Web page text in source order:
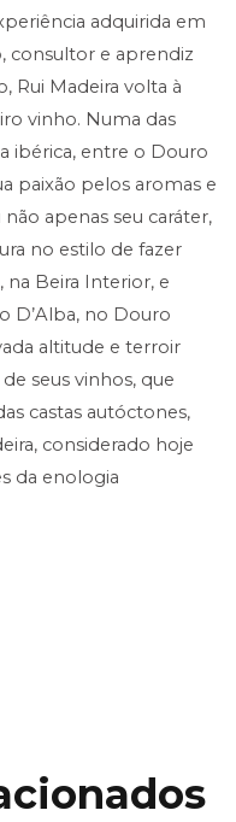
adquirida em
consultor e aprendiz
Rui Madeira volta à
vinho. Numa das
ibérica, entre o Douro
paixão pelos aromas e
apenas seu caráter,
no estilo de fazer
na Beira Interior, e
D’Alba, no Douro
altitude e terroir
seus vinhos, que
castas autóctones,
considerado hoje
da enologia